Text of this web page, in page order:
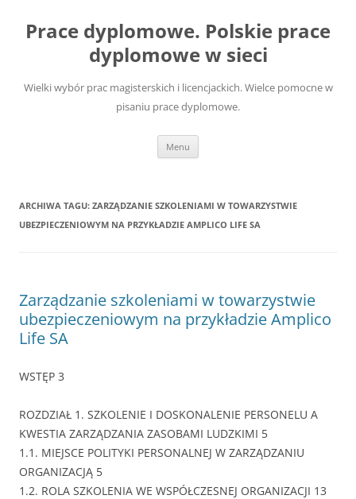
treści
Prace dyplomowe. Polskie prace
dyplomowe w sieci
Wielki wybór prac magisterskich i licencjackich. Wielce pomocne w
pisaniu prace dyplomowe.
Menu
ARCHIWA TAGU: ZARZĄDZANIE SZKOLENIAMI W TOWARZYSTWIE
UBEZPIECZENIOWYM NA PRZYKŁADZIE AMPLICO LIFE SA
Zarządzanie szkoleniami w towarzystwie
ubezpieczeniowym na przykładzie Amplico
Life SA
WSTĘP 3
ROZDZIAŁ 1. SZKOLENIE I DOSKONALENIE PERSONELU A
KWESTIA ZARZĄDZANIA ZASOBAMI LUDZKIMI 5
1.1. MIEJSCE POLITYKI PERSONALNEJ W ZARZĄDZANIU
ORGANIZACJĄ 5
1.2. ROLA SZKOLENIA WE WSPÓŁCZESNEJ ORGANIZACJI 13